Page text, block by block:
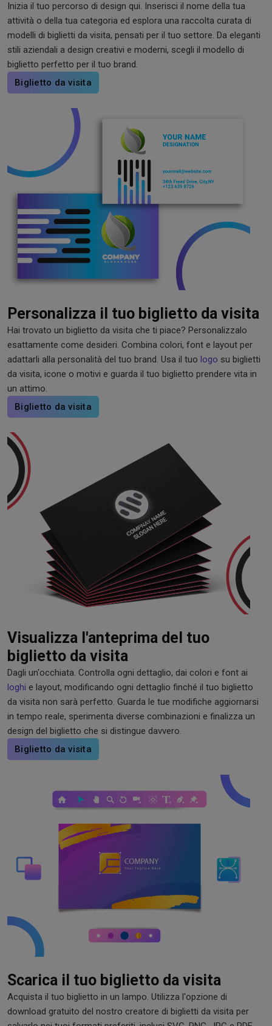
Inizia il tuo percorso di design qui. Inserisci il nome della tua
attività o della tua categoria ed esplora una raccolta curata di
modelli di biglietti da visita, pensati per il tuo settore. Da eleganti
stili aziendali a design creativi e moderni, scegli il modello di
biglietto perfetto per il tuo brand.
Biglietto da visita
Personalizza il tuo biglietto da visita
Hai trovato un biglietto da visita che ti piace? Personalizzalo
esattamente come desideri. Combina colori, font e layout per
adattarli alla personalità del tuo brand. Usa il tuo logo su biglietti
da visita, icone o motivi e guarda il tuo biglietto prendere vita in
un attimo.
Biglietto da visita
Visualizza l'anteprima del tuo
biglietto da visita
Dagli un'occhiata. Controlla ogni dettaglio, dai colori e font ai
loghi e layout, modificando ogni dettaglio finché il tuo biglietto
da visita non sarà perfetto. Guarda le tue modifiche aggiornarsi
in tempo reale, sperimenta diverse combinazioni e finalizza un
design del biglietto che si distingue davvero.
Biglietto da visita
Scarica il tuo biglietto da visita
Acquista il tuo biglietto in un lampo. Utilizza l'opzione di
download gratuito del nostro creatore di biglietti da visita per